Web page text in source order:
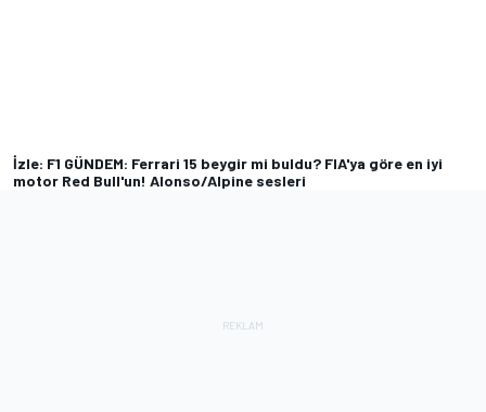
İzle: F1 GÜNDEM: Ferrari 15 beygir mi buldu? FIA'ya göre en iyi
motor Red Bull'un! Alonso/Alpine sesleri